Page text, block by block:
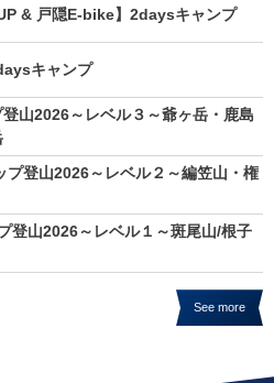
& 戸隠E-bike】2daysキャンプ
キャンプ
山2026～レベル３～爺ヶ岳・鹿島
プ登山2026～レベル２～編笠山・権
登山2026～レベル１～斑尾山/根子
See more